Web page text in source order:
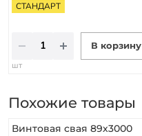
СТАНДАРТ
В корзину
шт
Похожие товары
Винтовая свая 89х3000